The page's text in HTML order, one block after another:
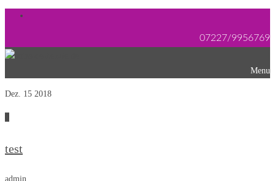
07227/9956769
Menu
Dez. 15 2018
test
admin